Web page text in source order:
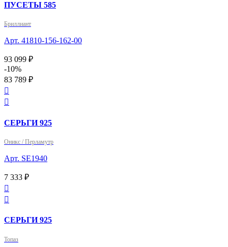
ПУСЕТЫ 585
Бриллиант
Арт. 41810-156-162-00
93 099 ₽
-10%
83 789 ₽


СЕРЬГИ 925
Оникс / Перламутр
Арт. SE1940
7 333 ₽


СЕРЬГИ 925
Топаз